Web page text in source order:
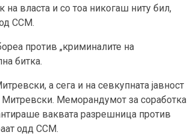
власта и со тоа никогаш ниту бил,
ССМ.
против „криминалите на
битка.
а сега и на севкупната јавност
Митревски. Меморандумот за соработка
ваквата разрешница против
одд ССМ.